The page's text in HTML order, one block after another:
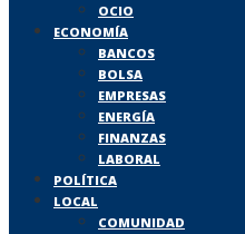
OCIO
ECONOMÍA
BANCOS
BOLSA
EMPRESAS
ENERGÍA
FINANZAS
LABORAL
POLÍTICA
LOCAL
COMUNIDAD